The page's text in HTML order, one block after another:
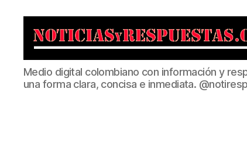
Noticias
y
Respuestas
Medio digital colombiano con información y
una forma clara, concisa e inmediata.